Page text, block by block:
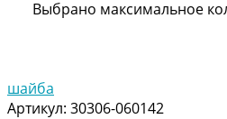
Выбрано максимальное
шайба
Артикул: 30306-060142